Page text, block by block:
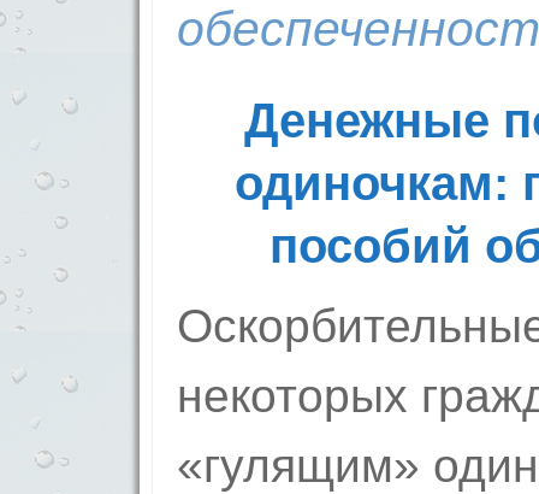
Денежные
одиночкам:
пособий
некоторых
«гулящим»